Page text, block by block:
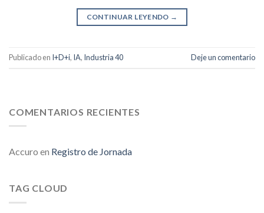
CONTINUAR LEYENDO →
Publicado en I+D+i, IA, Industria 40 Deje un comentario
COMENTARIOS RECIENTES
Accuro en Registro de Jornada
TAG CLOUD